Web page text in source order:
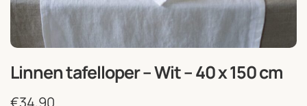
Linnen tafelloper – Wit – 40 x 150 cm
€34,90